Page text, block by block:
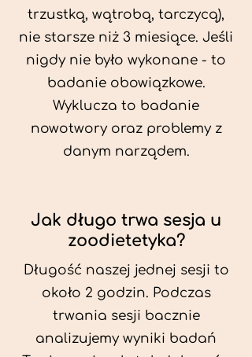
trzustką, wątrobą, tarczycą),
nie starsze niż 3 miesiące. Jeśli
nigdy nie było wykonane - to
badanie obowiązkowe.
Wyklucza to badanie
nowotwory oraz problemy z
danym narządem.
Jak długo trwa sesja u
zoodietetyka?
Długość naszej jednej sesji to
około 2 godzin. Podczas
trwania sesji bacznie
analizujemy wyniki badań